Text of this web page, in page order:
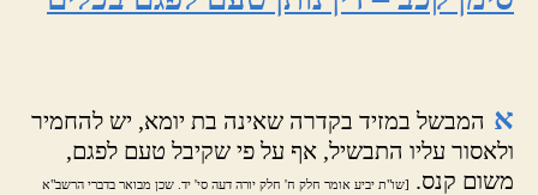
א המבשל במזיד בקדרה שאינה בת יומא, יש להחמיר
ולאסור עליו התבשיל, אף על פי שקיבל טעם לפגם,
משום קנס. [שו"ת יביע אומר חלק ח' חלק יורה דעה סי' יד. שכן מבואר בדברי הרשב"א